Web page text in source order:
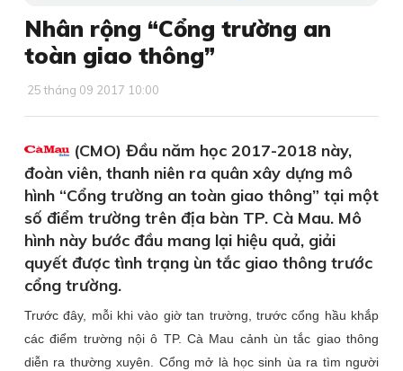
Nhân rộng “Cổng trường an
toàn giao thông”
25 tháng 09 2017 10:00
(CMO) Đầu năm học 2017-2018 này,
đoàn viên, thanh niên ra quân xây dựng mô
hình “Cổng trường an toàn giao thông” tại một
số điểm trường trên địa bàn TP. Cà Mau. Mô
hình này bước đầu mang lại hiệu quả, giải
quyết được tình trạng ùn tắc giao thông trước
cổng trường.
Trước đây, mỗi khi vào giờ tan trường, trước cổng hầu khắp
các điểm trường nội ô TP. Cà Mau cảnh ùn tắc giao thông
diễn ra thường xuyên. Cổng mở là học sinh ùa ra tìm người